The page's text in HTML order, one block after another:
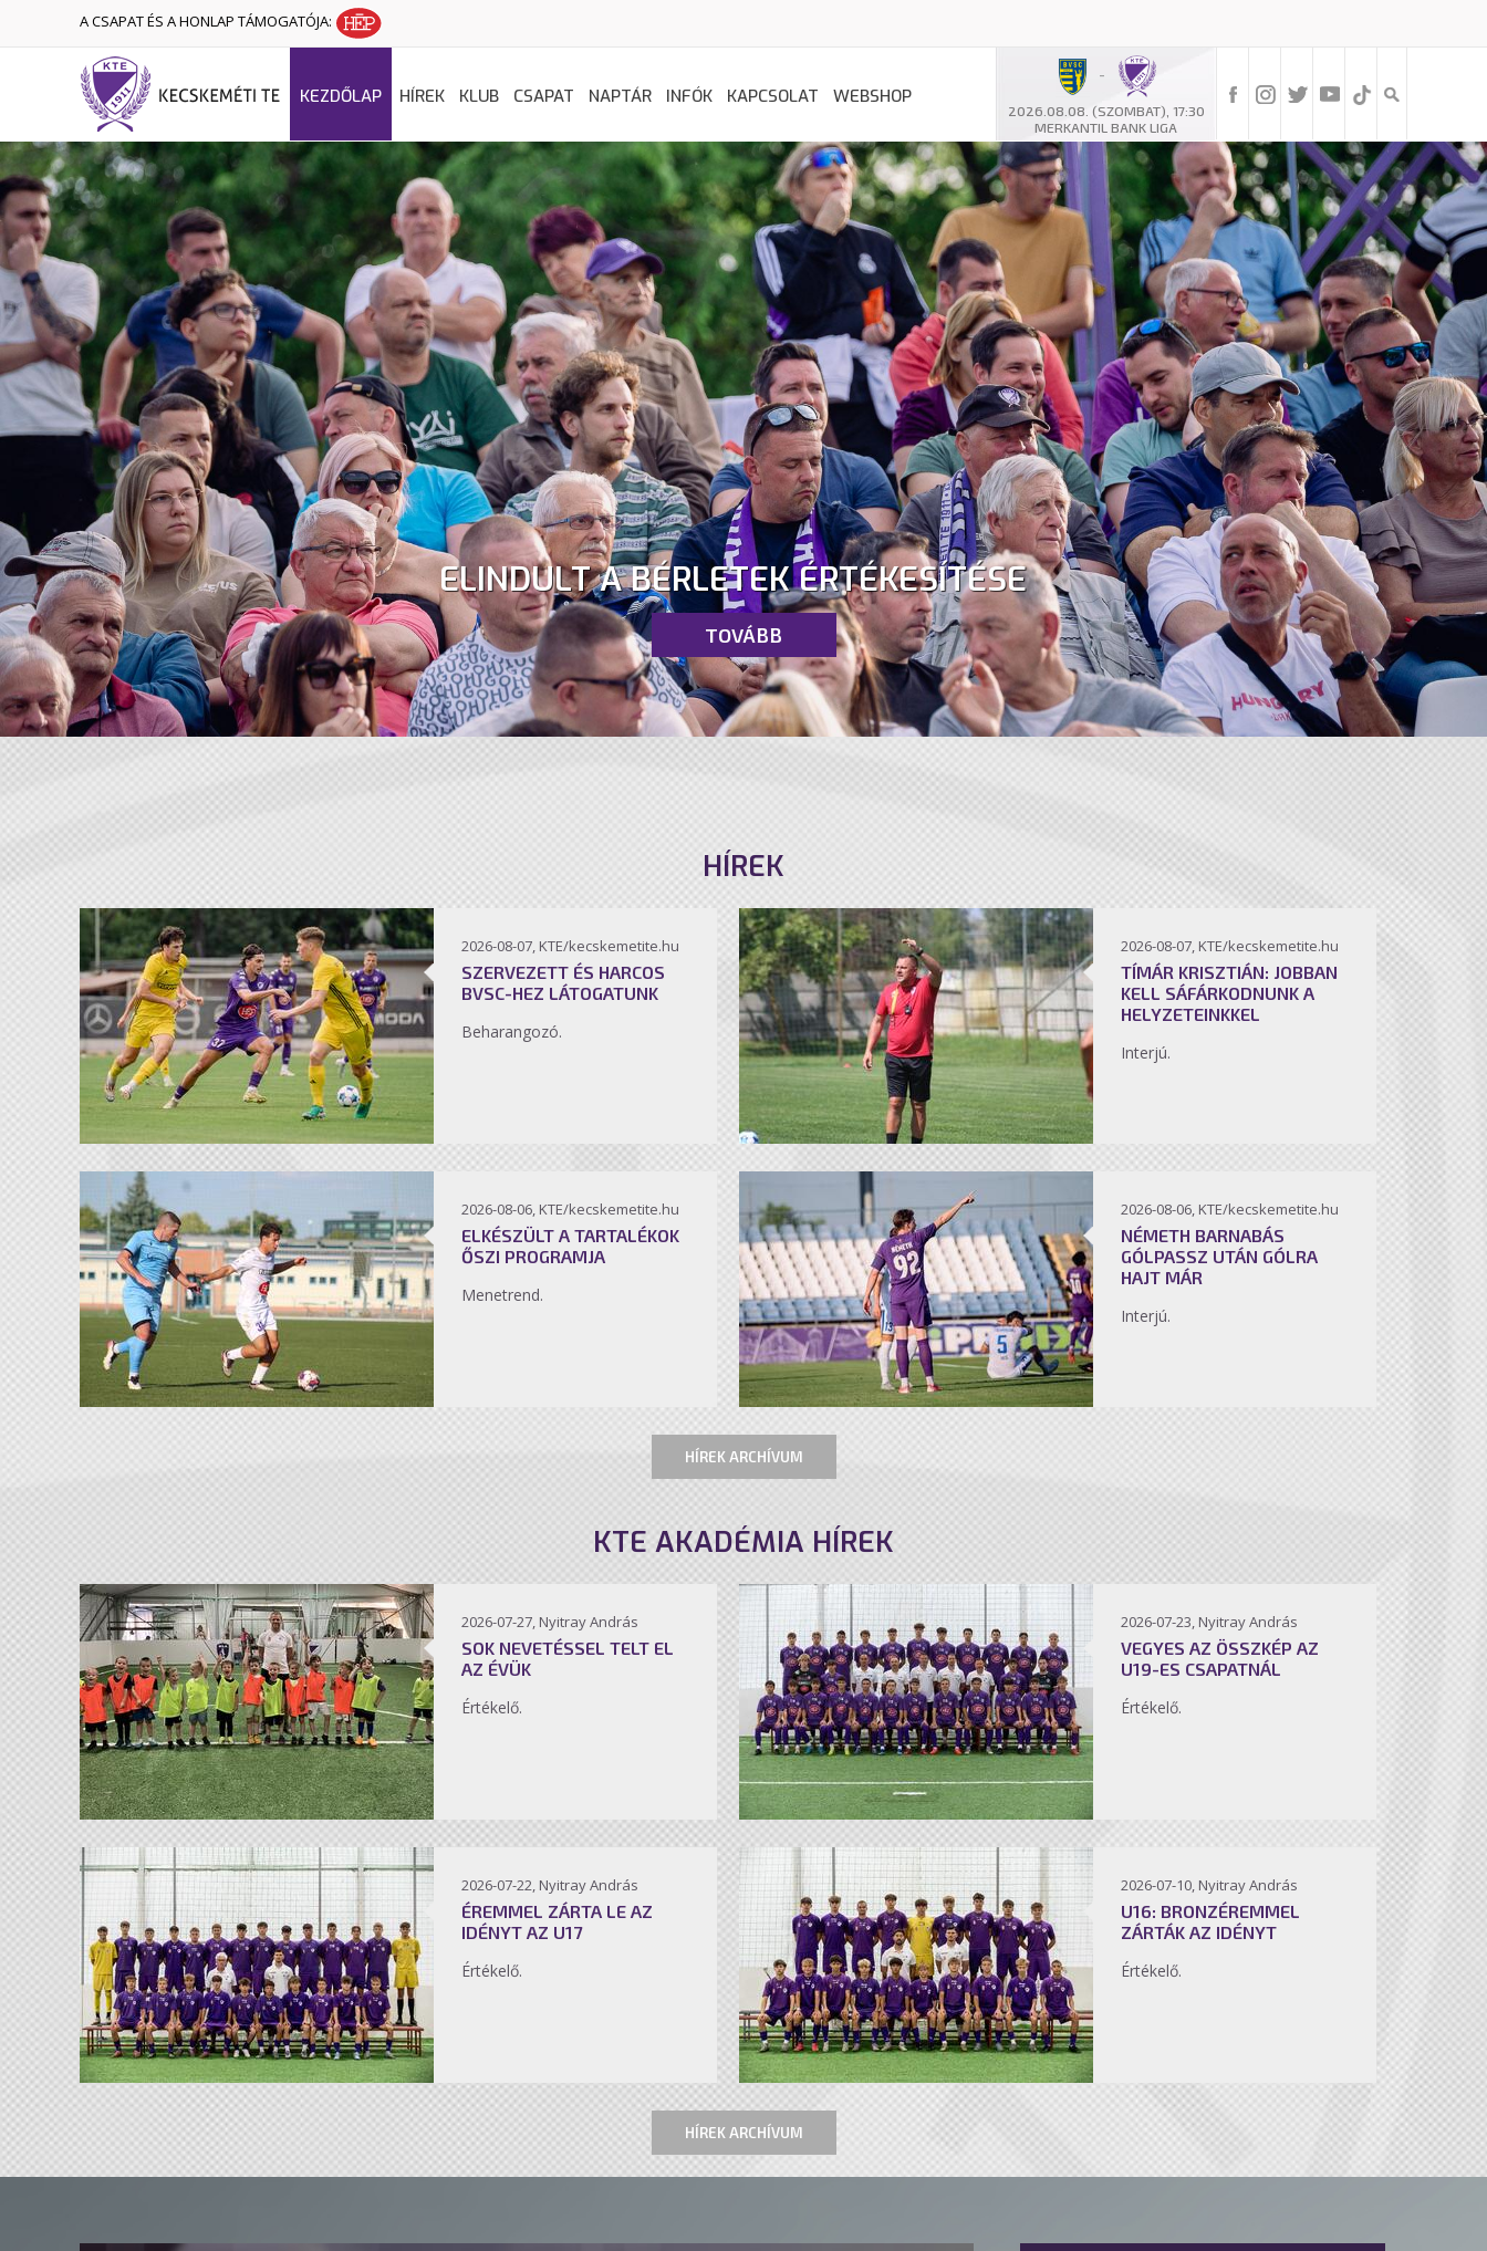
A CSAPAT ÉS A HONLAP TÁMOGATÓJA:
-
2026.08.08. (SZOMBAT), 17:30
MERKANTIL BANK LIGA
KEZDŐLAP HÍREK KLUB CSAPAT NAPTÁR INFÓK KAPCSOLAT WEBSHOP
ELINDULT A BÉRLETEK ÉRTÉKESÍTÉSE
TOVÁBB
HÍREK
2026-08-07, KTE/kecskemetite.hu
SZERVEZETT ÉS HARCOS
BVSC-HEZ LÁTOGATUNK
Beharangozó.
2026-08-07, KTE/kecskemetite.hu
TÍMÁR KRISZTIÁN: JOBBAN
KELL SÁFÁRKODNUNK A
HELYZETEINKKEL
Interjú.
2026-08-06, KTE/kecskemetite.hu
ELKÉSZÜLT A TARTALÉKOK
ŐSZI PROGRAMJA
Menetrend.
2026-08-06, KTE/kecskemetite.hu
NÉMETH BARNABÁS
GÓLPASSZ UTÁN GÓLRA
HAJT MÁR
Interjú.
HÍREK ARCHÍVUM
KTE AKADÉMIA HÍREK
2026-07-27, Nyitray András
SOK NEVETÉSSEL TELT EL
AZ ÉVÜK
Értékelő.
2026-07-23, Nyitray András
VEGYES AZ ÖSSZKÉP AZ
U19-ES CSAPATNÁL
Értékelő.
2026-07-22, Nyitray András
ÉREMMEL ZÁRTA LE AZ
IDÉNYT AZ U17
Értékelő.
2026-07-10, Nyitray András
U16: BRONZÉREMMEL
ZÁRTÁK AZ IDÉNYT
Értékelő.
HÍREK ARCHÍVUM